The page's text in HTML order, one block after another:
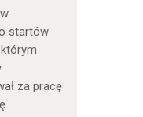
startów
za pracę